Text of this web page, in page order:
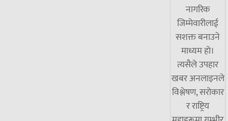
नागरिक
जिम्मेवारीलाई
सशक्त बनाउने
माध्यम हो।
त्यसैले उपहार
खबर अनलाइनले
विश्लेषण, सरोकार
र राष्ट्रिय